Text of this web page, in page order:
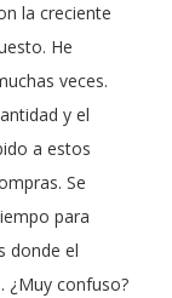
la creciente
He
veces.
y el
a estos
Se
para
donde el
¿Muy confuso?